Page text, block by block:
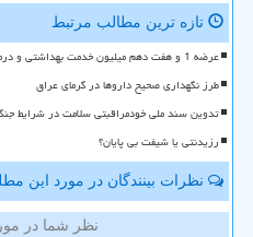
تازه ترین مطالب مرتبط
عرضه 1 و هفت دهم میلیون خدمت بهداشتی و درمانی به زائرین اربعین
طرز نگهداری صحیح داروها در گرمای عراق
تدوین سند ملی خودمراقبتی سلامت در شرایط
رزیدنتی یا شیفت بی پایان؟
نظرات بینندگان در مورد این
نظر شما در